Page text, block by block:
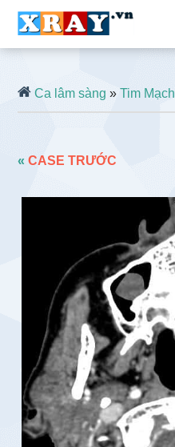
Ca lâm sàng »Tim Mạch
«CASE TRƯỚC